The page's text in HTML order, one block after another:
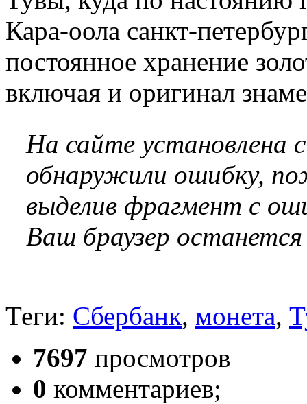
Кара-оола санкт-
постоянное хранение
включая и оригинал
На сайте установлена
обнаружили ошибку,
выделив фрагмент с
Ваш браузер
Теги: Сбербанк, монета,
7697 просмотров
0 комментариев;